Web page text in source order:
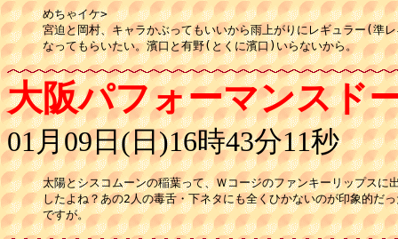
めちゃイケ>
宮迫と岡村、キャラかぶってもいいから雨上がりにレギュラー(準
なってもらいたい。濱口と有野(とくに濱口)いらないから。
大阪パフォーマンスド
01月09日(日)16時43分11秒
太陽とシスコムーンの稲葉って、Ｗコージのファンキーリップスに
したよね？あの2人の毒舌・下ネタにも全くひかないのが印象的だ
ですが。